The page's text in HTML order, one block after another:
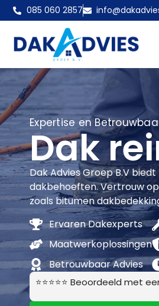
085 060 2857
Expertise en
Dak
Dak Advies Groep B.V
dakbehoeften. Vertrouw
zoals bitumen
Ervaren Dakexperts
Maatwerkoplossingen
Betrouwbaar Advies
⭐⭐⭐⭐⭐ Beoordeeld met